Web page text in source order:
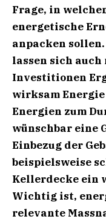
Frage, in
energetische
anpacken
lassen sich
Investitionen
wirksam
Energien zum
wünschbar eine
Einbezug der
beispielsweise
Kellerdecke ein
Wichtig ist,
relevante